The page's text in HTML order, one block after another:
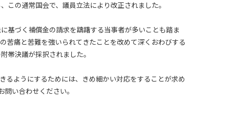
の通常国会で、議員立法により改正されました。
基づく補償金の請求を躊躇する当事者が多いことも踏ま
苦痛と苦難を強いられてきたことを改めて深くおわびする
帯決議が採択されました。
ようにするためには、きめ細かい対応をすることが求め
い合わせください。